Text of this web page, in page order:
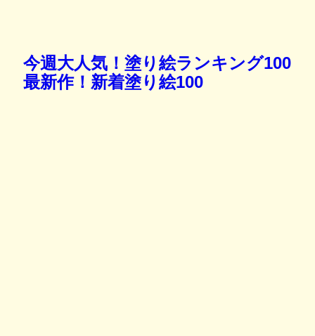
今週大人気！塗り絵ランキング100
最新作！新着塗り絵100